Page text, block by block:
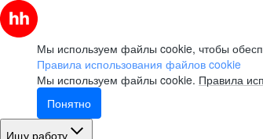
Мы используем файлы cookie, чтобы
Правила использования файлов cookie
Мы используем файлы cookie. Правила
Понятно
Ищу работу